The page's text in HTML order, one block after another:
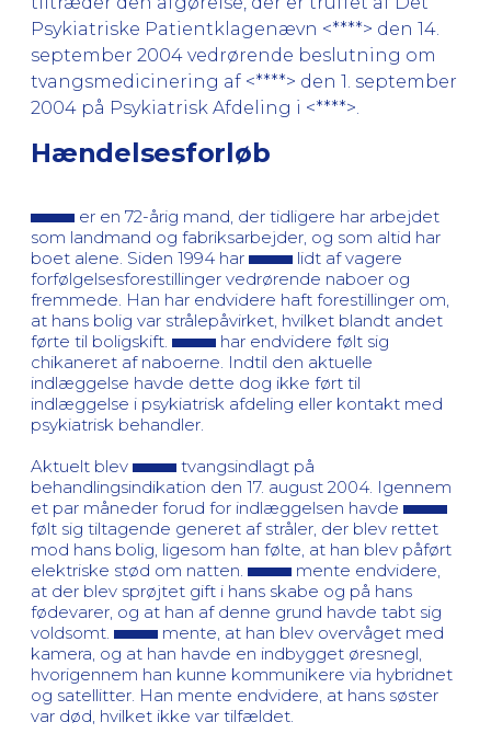
Psykiatriske Patientklagenævn <****> den 14.
september 2004 vedrørende beslutning om
tvangsmedicinering af <****> den 1. september
2004 på Psykiatrisk Afdeling i <****>.
Hændelsesforløb
er en 72-årig mand, der tidligere har arbejdet
som landmand og fabriksarbejder, og som altid har
boet alene. Siden 1994 har
lidt af vagere
forfølgelsesforestillinger vedrørende naboer og
fremmede. Han har endvidere haft forestillinger om,
at hans bolig var strålepåvirket, hvilket blandt andet
førte til boligskift.
har endvidere følt sig
chikaneret af naboerne. Indtil den aktuelle
indlæggelse havde dette dog ikke ført til
indlæggelse i psykiatrisk afdeling eller kontakt med
psykiatrisk behandler.
Aktuelt blev
tvangsindlagt på
behandlingsindikation den 17. august 2004. Igennem
et par måneder forud for indlæggelsen havde
følt sig tiltagende generet af stråler, der blev rettet
mod hans bolig, ligesom han følte, at han blev påført
elektriske stød om natten.
mente endvidere,
at der blev sprøjtet gift i hans skabe og på hans
fødevarer, og at han af denne grund havde tabt sig
voldsomt.
mente, at han blev overvåget med
kamera, og at han havde en indbygget øresnegl,
hvorigennem han kunne kommunikere via hybridnet
og satellitter. Han mente endvidere, at hans søster
var død, hvilket ikke var tilfældet.